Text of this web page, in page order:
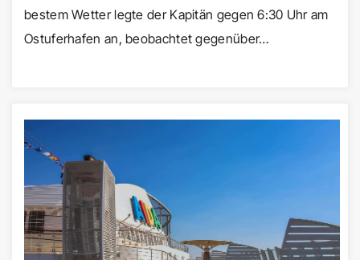
bestem Wetter legte der Kapitän gegen 6:30 Uhr am
Ostuferhafen an, beobachtet gegenüber…